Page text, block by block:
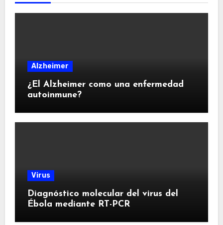
Alzheimer
¿El Alzheimer como una enfermedad
autoinmune?
Virus
Diagnóstico molecular del virus del
Ébola mediante RT-PCR